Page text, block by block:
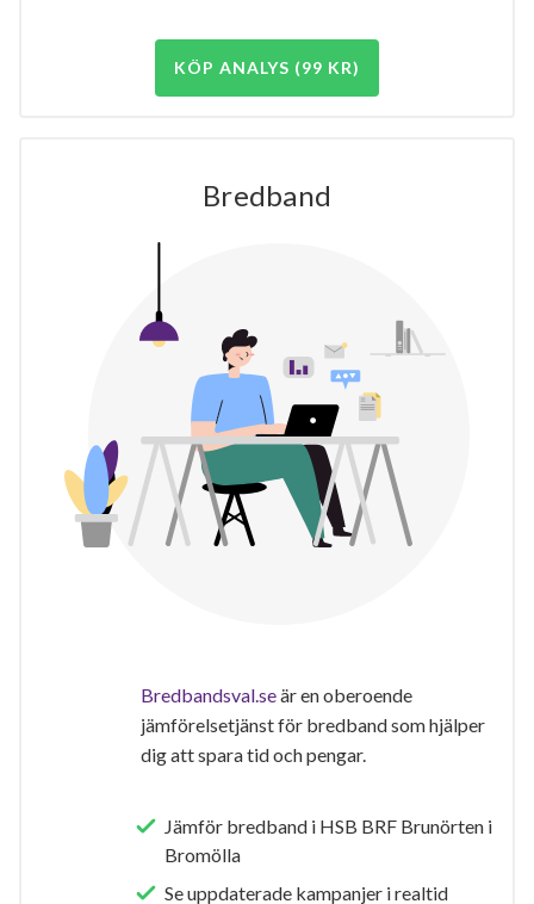
KÖP ANALYS (99 KR)
Bredband
Bredbandsval.seär en oberoende
jämförelsetjänst för bredband som hjälper
dig att spara tid och pengar.
Jämför bredband i HSB BRF Brunörten i
Bromölla
Se uppdaterade kampanjer i realtid